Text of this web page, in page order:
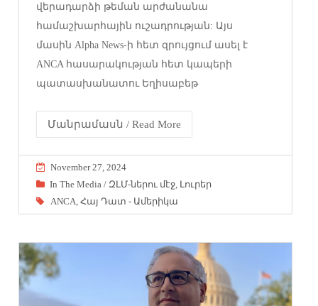
վերադարձի թեման արժանանա
համաշխարհային ուշադրության: Այս
մասին Alpha News-ի հետ զրույցում ասել է
ANCA հասարակության հետ կապերի
պատասխանատու Եղիսաբեթ
Մանրամասն / Read More
November 27, 2024
In The Media / ԶԼՄ-ներու մէջ Լուրեր
ANCA ,Հայ Դատ - Ամերիկա